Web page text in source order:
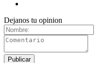
Dejanos tu opinion